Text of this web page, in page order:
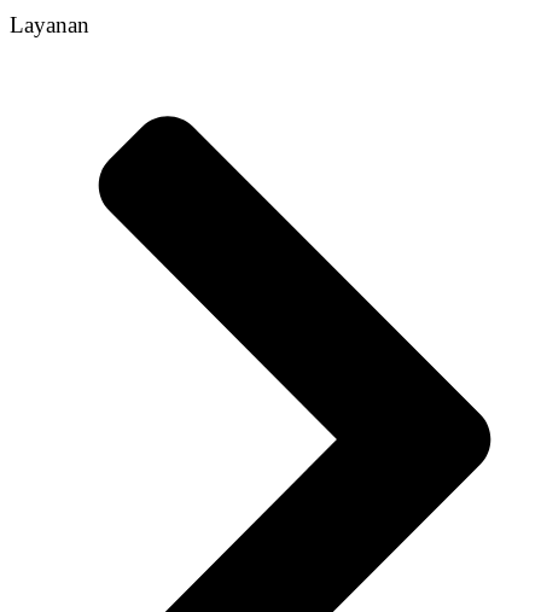
Layanan